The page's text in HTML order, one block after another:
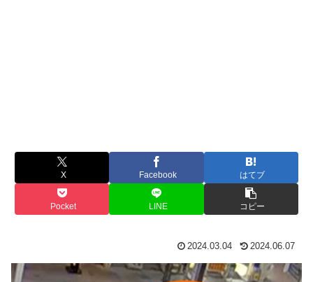
X Facebook はてブ
Pocket LINE コピー
2024.03.04 2024.06.07